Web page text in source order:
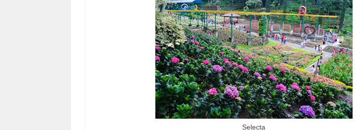
Selecta